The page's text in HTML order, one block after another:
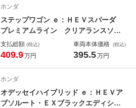
ートライト
ホンダ
ステップワゴン ｅ：ＨＥＶスパーダ
プレミアムライン クリアランスソナ
ー オートクルーズコントロール 衝
突被害軽減システム 両側電動スライ
ー シートヒーター ３列シート Ｃ
ＶＴ
支払総額 (税込)
409.9万円
車両本体価格 (税込)
395.5万円
ホンダ
オデッセイハイブリッド ｅ：ＨＥＶア
ブソルート・ＥＸブラックエディショ